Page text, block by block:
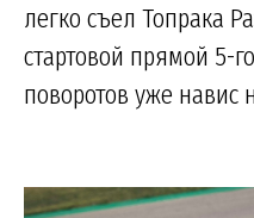
легко съел Топрака
стартовой прямой 5-
поворотов уже навис